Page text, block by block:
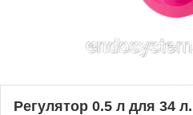
Регулятор 0.5 л для 34